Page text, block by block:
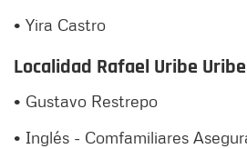
• Yira Castro
Localidad Rafael Uribe Uribe
• Gustavo Restrepo
• Inglés - Comfamiliares